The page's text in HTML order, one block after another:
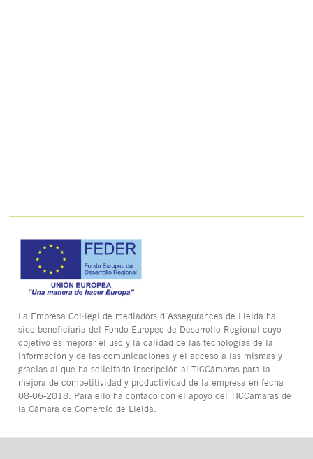
La Empresa Col·legi de mediadors d’Assegurances de Lleida ha
sido beneficiaria del Fondo Europeo de Desarrollo Regional cuyo
objetivo es mejorar el uso y la calidad de las tecnologías de la
información y de las comunicaciones y el acceso a las mismas y
gracias al que ha solicitado inscripción al TICCámaras para la
mejora de competitividad y productividad de la empresa en fecha
08-06-2018. Para ello ha contado con el apoyo del TICCámaras de
la Cámara de Comercio de Lleida.